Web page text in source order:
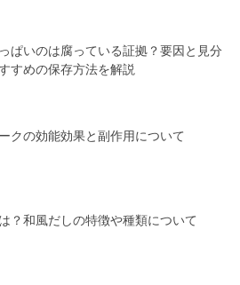
ぱいのは腐っている証拠？要因と見分
すめの保存方法を解説
クの効能効果と副作用について
？和風だしの特徴や種類について